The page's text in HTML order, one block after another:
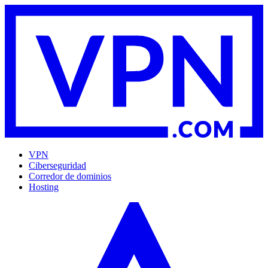
VPN
Ciberseguridad
Corredor de dominios
Hosting